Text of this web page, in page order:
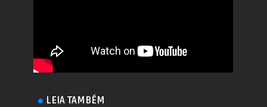
LEIA TAMBÉM